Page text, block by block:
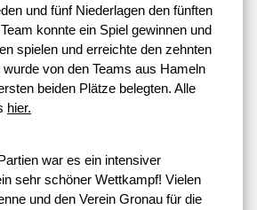
und fünf Niederlagen den fünften
konnte ein Spiel gewinnen und
spielen und erreichte den zehnten
von den Teams aus Hameln
beiden Plätze belegten. Alle
hier.
war es ein intensiver
sehr schöner Wettkampf! Vielen
und den Verein Gronau für die